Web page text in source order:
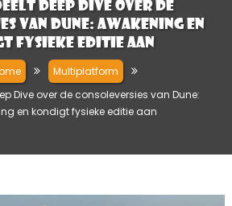
Deep Dive over de
van Dune: Awakening en
fysieke editie aan
Multiplatform
Dive over de consoleversies van Dune:
en kondigt fysieke editie aan